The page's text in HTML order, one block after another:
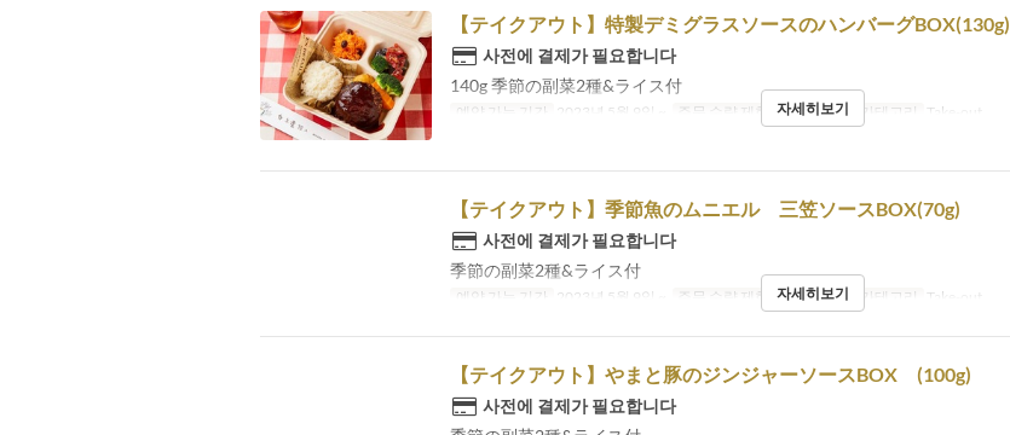
【テイクアウト】特製デミグラスソースのハンバーグBOX(130g)
사전에 결제가 필요합니다
140g 季節の副菜2種&ライス付
예약 가능 기간 2023년 5월 9일 ~ 주문 수량 제한 1 ~ 12 좌석 카테고리 Take-out
자세히보기
【テイクアウト】季節魚のムニエル 三笠ソースBOX(70g)
사전에 결제가 필요합니다
季節の副菜2種&ライス付
예약 가능 기간 2023년 5월 9일 ~ 주문 수량 제한 1 ~ 12 좌석 카테고리 Take-out
자세히보기
【テイクアウト】やまと豚のジンジャーソースBOX (100g)
사전에 결제가 필요합니다